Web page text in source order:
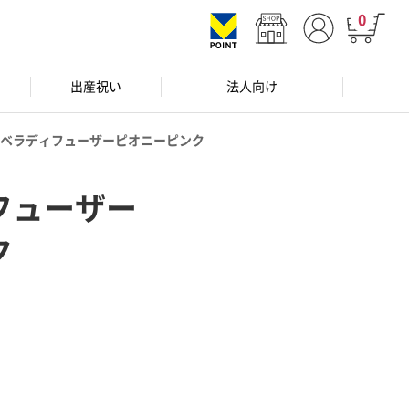
0
出産祝い 法人向け
ラディフューザーピオニーピンク
ューザー